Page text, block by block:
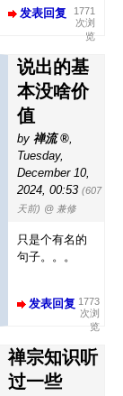
发表回复
1771
次浏
览
说出的基
本没啥价
值
by 禅流
,
Tuesday,
December 10,
2024, 00:53 (607
天前) @ 兼修
只是个有名的
句子。。。
发表回复 1773
次浏
览
禅宗知识听
过一些